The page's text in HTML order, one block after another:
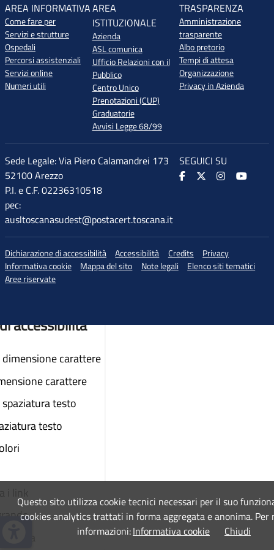
AREA INFORMATIVA
Come fare per
Servizi e strutture
Ospedali
Percorsi assistenziali
Servizi online
Numeri utili
AREA
ISTITUZIONALE
Azienda
ASL comunica
Ufficio Relazioni con il
Pubblico
Centro Unico
Prenotazioni (CUP)
Graduatorie
Avvisi Legge 68/99
TRASPARENZA
Amministrazione
trasparente
Albo pretorio
Tempi di attesa
Organizzazione
Privacy in Azienda
Sede Legale: Via Piero Calamandrei 173
52100 Arezzo
P.I. e C.F. 02236310518
pec:
ausltoscanasudest@postacert.toscana.it
SEGUICI SU
Dichiarazione di accessibilità Accessibilità Credits
Privacy
Informativa cookie
Mappa del sito Note legali
Elenco siti tematici
Aree riservate
Questo sito utilizza cookie tecnici necessari per il suo
cookies analytics trattati in forma aggregata e anonima. Per
informazioni:Informativa cookie Chiudi
accessibilità
carattere
carattere
testo
testo